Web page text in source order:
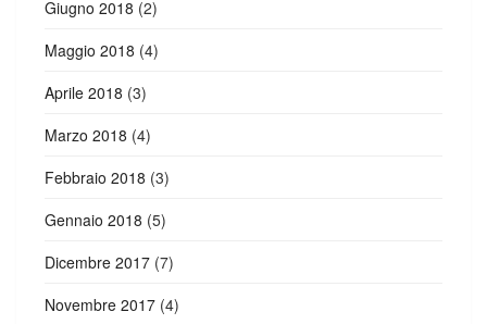
Giugno 2018 (2)
Maggio 2018 (4)
Aprile 2018 (3)
Marzo 2018 (4)
Febbraio 2018 (3)
Gennaio 2018 (5)
Dicembre 2017 (7)
Novembre 2017 (4)